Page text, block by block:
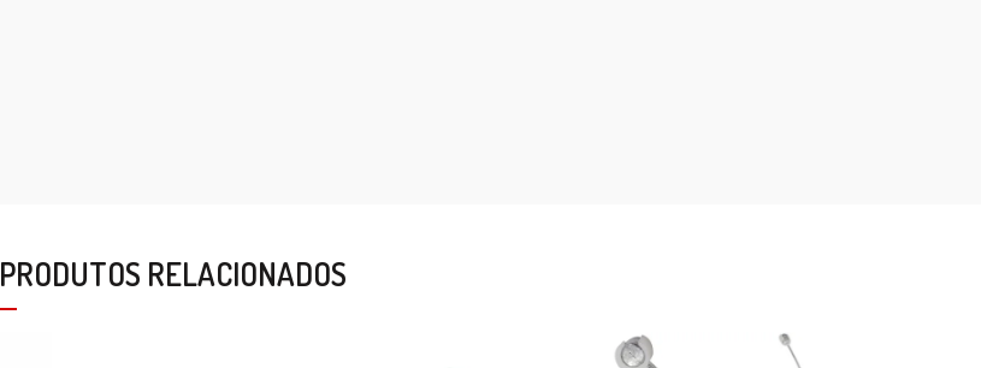
PRODUTOS RELACIONADOS